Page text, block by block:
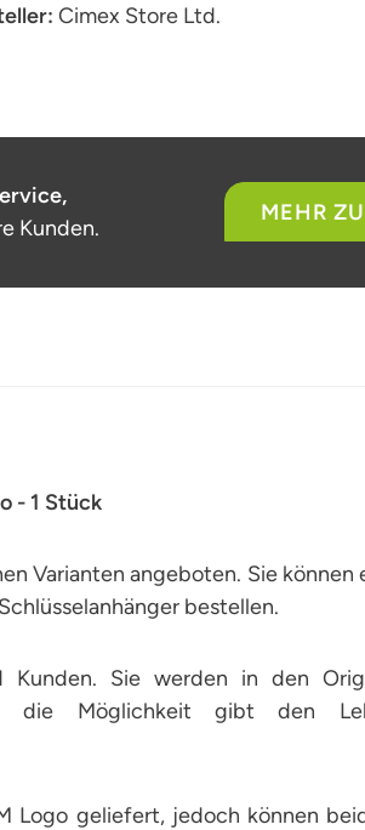
Cimex Store Ltd.
Kunden.
MEHR
- 1 Stück
Varianten angeboten. Sie können
bestellen.
Sie werden in den
die Möglichkeit gibt den
Logo geliefert, jedoch können